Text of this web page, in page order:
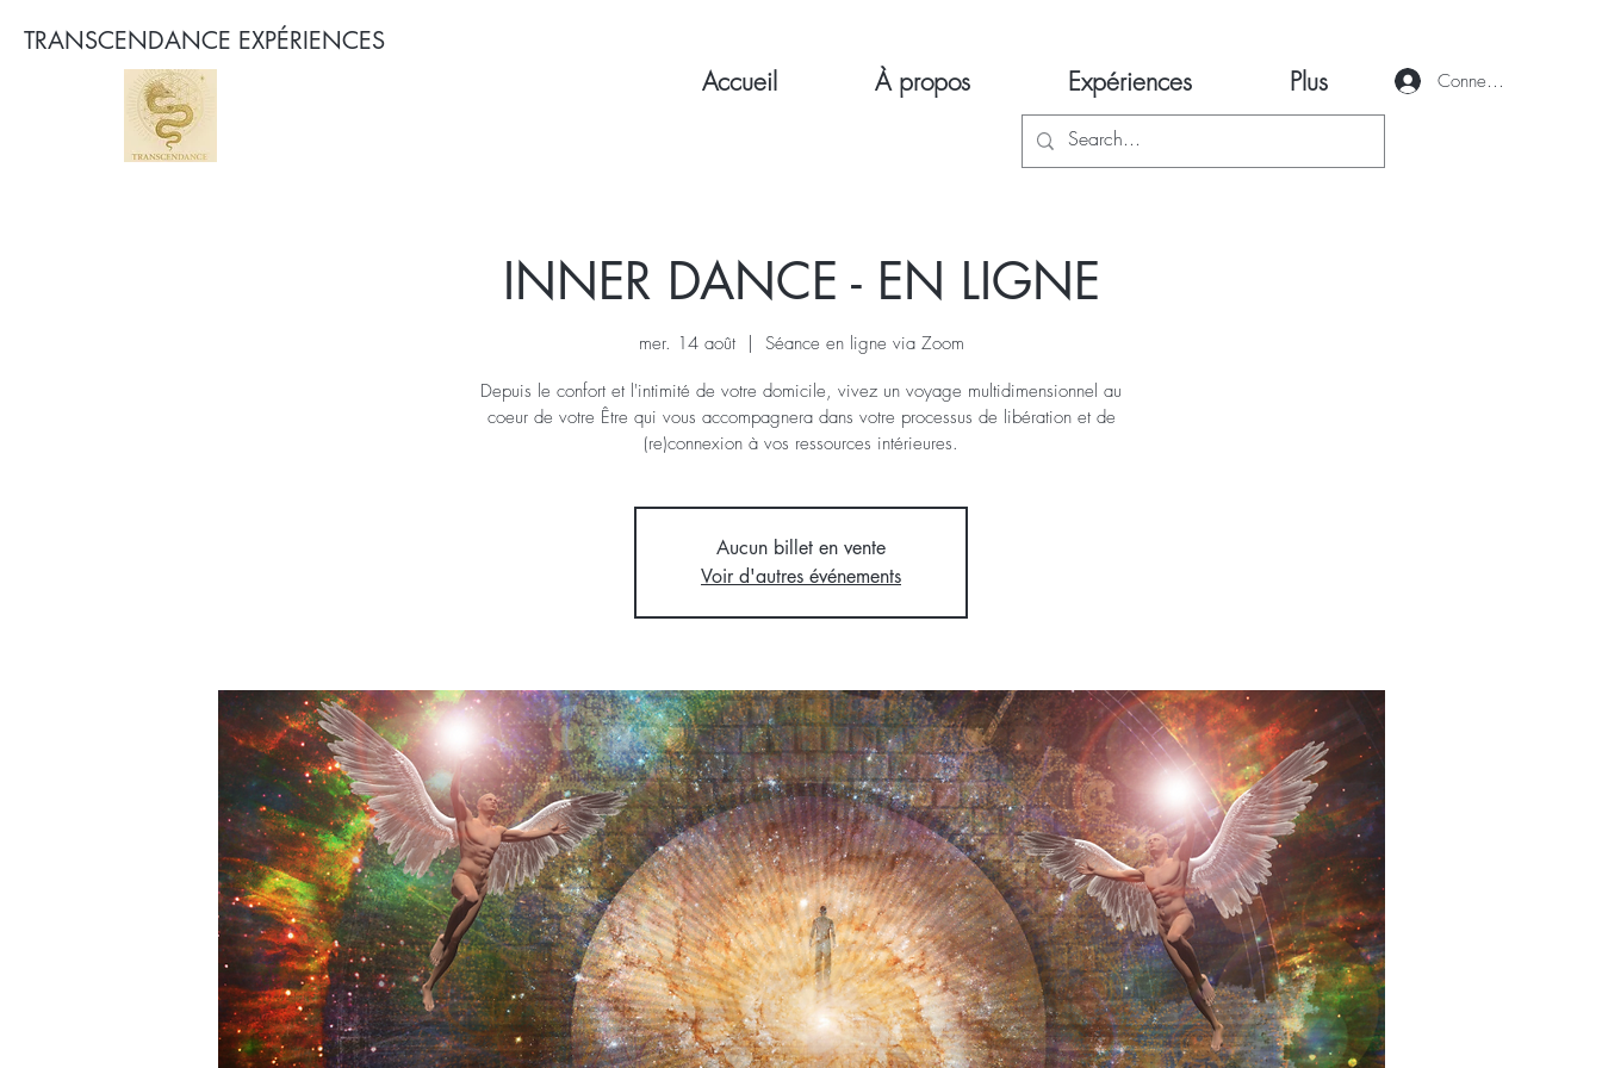
TRANSCENDANCE EXPÉRIENCES
Accueil À propos Expériences Plus Connexion
INNER DANCE - EN LIGNE
mer. 14 août
  |
Séance en ligne via Zoom
Depuis le confort et l'intimité de votre domicile, vivez un voyage multidimensionnel au
coeur de votre Être qui vous accompagnera dans votre processus de libération et de
(re)connexion à vos ressources intérieures.
Aucun billet en vente
Voir d'autres événements